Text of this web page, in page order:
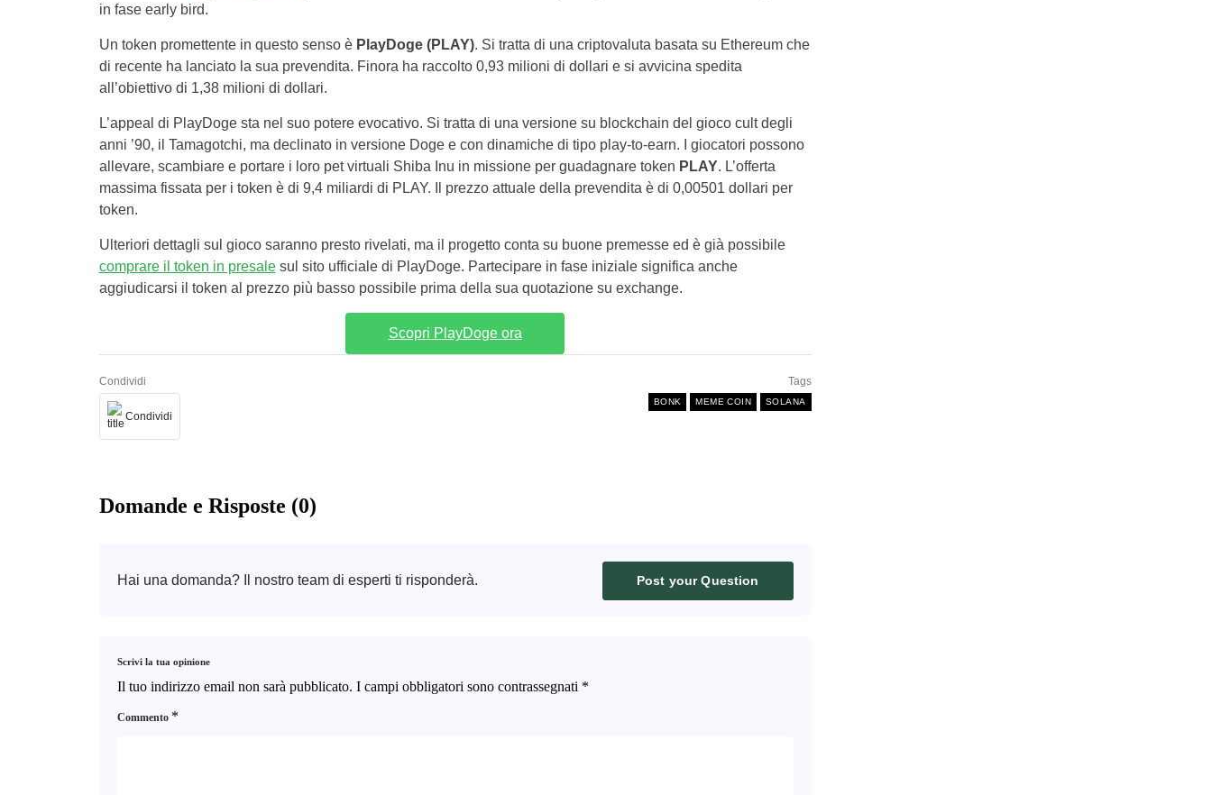
in fase early bird.
Un token promettente in questo senso èPlayDoge (PLAY). Si tratta di una criptovaluta basata su Ethereum che
di recente ha lanciato la sua prevendita. Finora ha raccolto 0,93 milioni di dollari e si avvicina spedita
all’obiettivo di 1,38 milioni di dollari.
L’appeal di PlayDoge sta nel suo potere evocativo. Si tratta di una versione su blockchain del gioco cult degli
anni ’90, il Tamagotchi, ma declinato in versione Doge e con dinamiche di tipo play-to-earn. I giocatori possono
allevare, scambiare e portare i loro pet virtuali Shiba Inu in missione per guadagnare token PLAY. L’offerta
massima fissata per i token è di 9,4 miliardi di PLAY. Il prezzo attuale della prevendita è di 0,00501 dollari per
token.
Ulteriori dettagli sul gioco saranno presto rivelati, ma il progetto conta su buone premesse ed è già possibile
comprare il token in presalesul sito ufficiale di PlayDoge. Partecipare in fase iniziale significa anche
aggiudicarsi il token al prezzo più basso possibile prima della sua quotazione su exchange.
Scopri PlayDoge ora
Condividi
Condividi
Tags
BONK MEME COIN SOLANA
Domande e Risposte (0)
Hai una domanda? Il nostro team di esperti ti risponderà. Post your Question
Scrivi la tua opinione
Il tuo indirizzo email non sarà pubblicato. I campi obbligatori sono contrassegnati *
Commento *